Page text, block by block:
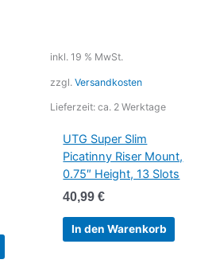
inkl. 19 % MwSt.
zzgl. Versandkosten
Lieferzeit: ca. 2 Werktage
UTG Super Slim
Picatinny Riser Mount,
0.75″ Height, 13 Slots
40,99€
In den Warenkorb